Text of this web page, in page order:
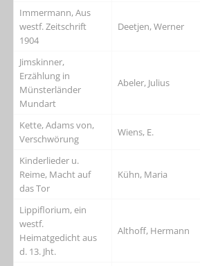
Immermann, Aus
westf. Zeitschrift
1904
Deetjen, Werner
Jimskinner,
Erzählung in
Münsterländer
Mundart
Abeler, Julius
Kette, Adams von,
Verschwörung
Wiens, E.
Kinderlieder u.
Reime, Macht auf
das Tor
Kühn, Maria
Lippiflorium, ein
westf.
Heimatgedicht aus
d. 13. Jht.
Althoff, Hermann